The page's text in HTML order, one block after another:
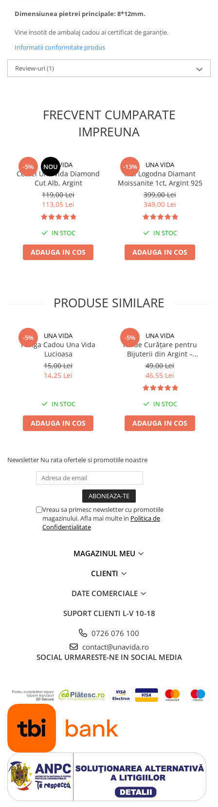
Dimensiunea pietrei principale: 8*12mm.
Vine insotit de ambalaj cadou ai certificat de garanție.
Informatii conformitate produs
Review-uri(1)
FRECVENT CUMPARATE
IMPREUNA
-5% NOU
UNA VIDA
Cercei Una Vida Diamond
Cut Alb, Argint
119,00 Lei
113,05 Lei
IN STOC
ADAUGA IN COS
-13% UNA VIDA
Inel Logodna Diamant
Moissanite 1ct, Argint 925
399,00 Lei
349,00 Lei
IN STOC
ADAUGA IN COS
PRODUSE SIMILARE
-5% UNA VIDA
Punga Cadou Una Vida
Lucioasa
15,00 Lei
14,25 Lei
IN STOC
ADAUGA IN COS
-5% UNA VIDA
Kit de Curățare pentru
Bijuterii din Argint –
Strălucire Instantanee!
49,00 Lei
46,55 Lei
IN STOC
ADAUGA IN COS
Newsletter Nu rata ofertele si promotiile noastre
Vreau sa primesc newsletter cu promotiile
magazinului. Afla mai multe in Politica de
Confidentialitate
MAGAZINUL MEU
CLIENTI
DATE COMERCIALE
SUPORT CLIENTI L-V 10-18
0726 076 100
contact@unavida.ro
SOCIAL URMARESTE-NE IN SOCIAL MEDIA